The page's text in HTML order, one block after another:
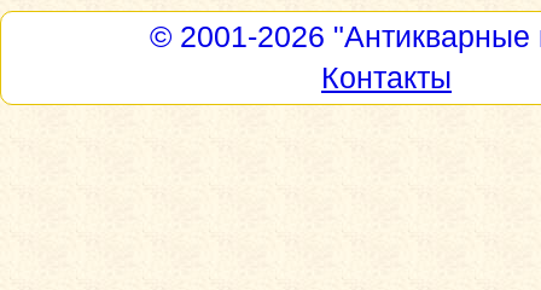
© 2001-2026 "Антикварные
Контакты